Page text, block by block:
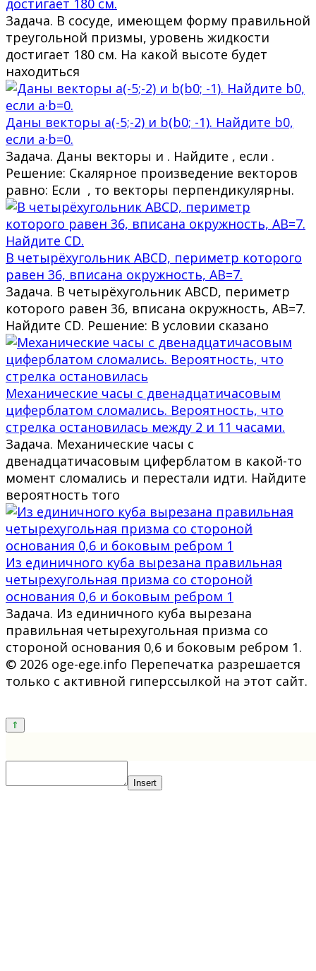
Задача. В сосуде, имеющем форму правильной
треугольной призмы, уровень жидкости
достигает 180 см. На какой высоте будет
находиться
Даны векторы a(-5;-2) и b(b0; -1). Найдите b0,
если a·b=0.
Задача. Даны векторы и . Найдите , если .
Решение: Скалярное произведение векторов
равно: Если , то векторы перпендикулярны.
В четырёхугольник ABCD, периметр которого
равен 36, вписана окружность, AB=7.
Задача. В четырёхугольник ABCD, периметр
которого равен 36, вписана окружность, AB=7.
Найдите CD. Решение: В условии сказано
Механические часы с двенадцатичасовым
циферблатом сломались. Вероятность, что
стрелка остановилась между 2 и 11 часами.
Задача. Механические часы с
двенадцатичасовым циферблатом в какой-то
момент сломались и перестали идти. Найдите
вероятность того
Из единичного куба вырезана правильная
четырехугольная призма со стороной
основания 0,6 и боковым ребром 1
Задача. Из единичного куба вырезана
правильная четырехугольная призма со
стороной основания 0,6 и боковым ребром 1.
© 2026 oge-ege.info Перепечатка разрешается
только с активной гиперссылкой на этот сайт.
Insert